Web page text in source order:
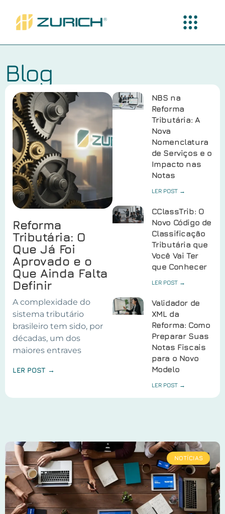
Blog
Reforma
Tributária: O
Que Já Foi
Aprovado e o
Que Ainda Falta
Definir
A complexidade do
sistema tributário
brasileiro tem sido, por
décadas, um dos
maiores entraves
LER POST →
NBS na
Reforma
Tributária: A
Nova
Nomenclatura
de Serviços e o
Impacto nas
Notas
LER POST →
CClassTrib: O
Novo Código de
Classificação
Tributária que
Você Vai Ter
que Conhecer
LER POST →
Validador de
XML da
Reforma: Como
Preparar Suas
Notas Fiscais
para o Novo
Modelo
LER POST →
NOTÍCIAS